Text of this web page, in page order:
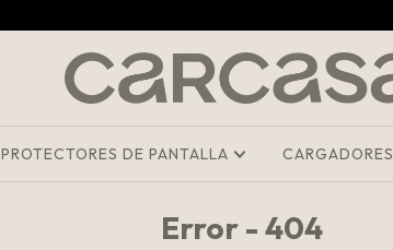
PROTECTORES DE PANTALLA CARGADORES
Error - 404